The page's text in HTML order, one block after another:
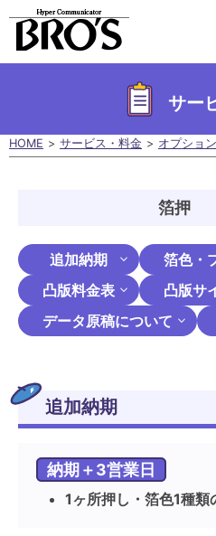
サー
HOME サービス・料金 オプション
箔押
追加納期
箔色・
凸版料金表
凸版サ
データ原稿について
追加納期
納期＋3営業日
1ヶ所押し・箔色1種類